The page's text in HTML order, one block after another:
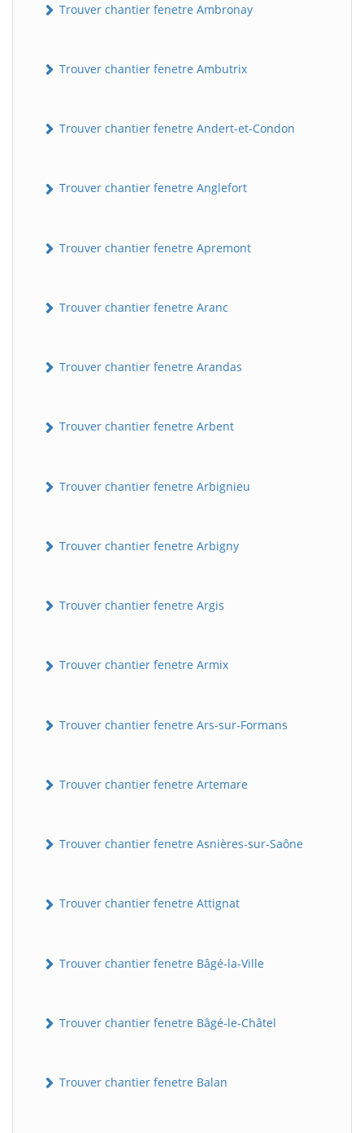
Trouver chantier fenetre Ambronay
Trouver chantier fenetre Ambutrix
Trouver chantier fenetre Andert-et-Condon
Trouver chantier fenetre Anglefort
Trouver chantier fenetre Apremont
Trouver chantier fenetre Aranc
Trouver chantier fenetre Arandas
Trouver chantier fenetre Arbent
Trouver chantier fenetre Arbignieu
Trouver chantier fenetre Arbigny
Trouver chantier fenetre Argis
Trouver chantier fenetre Armix
Trouver chantier fenetre Ars-sur-Formans
Trouver chantier fenetre Artemare
Trouver chantier fenetre Asnières-sur-Saône
Trouver chantier fenetre Attignat
Trouver chantier fenetre Bâgé-la-Ville
Trouver chantier fenetre Bâgé-le-Châtel
Trouver chantier fenetre Balan